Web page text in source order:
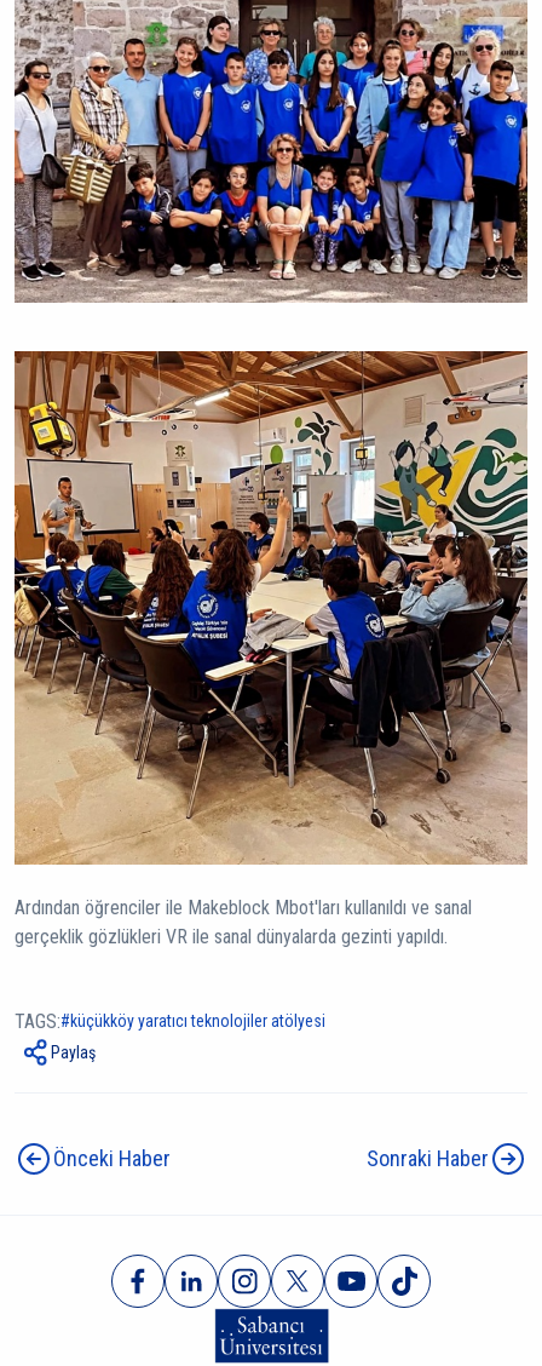
Ardından öğrenciler ile Makeblock Mbot'ları kullanıldı ve sanal
gerçeklik gözlükleri VR ile sanal dünyalarda gezinti yapıldı.
TAGS:
küçükköy yaratıcı teknolojiler atölyesi
Paylaş
Önceki Haber Sonraki Haber